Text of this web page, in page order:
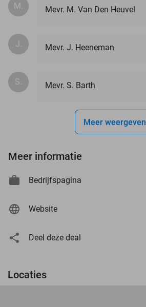
M. Mevr. M. Van Den Heuvel
J. Mevr. J. Heeneman
S. Mevr. S. Barth
Meer weergeven
Meer informatie
Bedrijfspagina
Website
Deel deze deal
Locaties